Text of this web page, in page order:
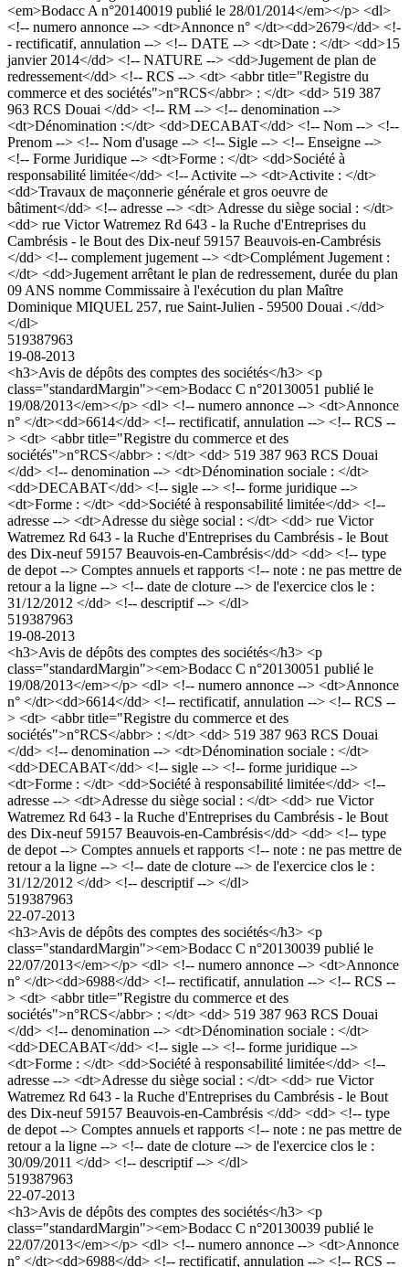
<em>Bodacc A n°20140019 publié le 28/01/2014</em></p> <dl>
<!-- numero annonce --> <dt>Annonce n° </dt><dd>2679</dd> <!-
- rectificatif, annulation --> <!-- DATE --> <dt>Date : </dt> <dd>15
janvier 2014</dd> <!-- NATURE --> <dd>Jugement de plan de
redressement</dd> <!-- RCS --> <dt> <abbr title="Registre du
commerce et des sociétés">n°RCS</abbr> : </dt> <dd> 519 387
963 RCS Douai </dd> <!-- RM --> <!-- denomination -->
<dt>Dénomination :</dt> <dd>DECABAT</dd> <!-- Nom --> <!--
Prenom --> <!-- Nom d'usage --> <!-- Sigle --> <!-- Enseigne -->
<!-- Forme Juridique --> <dt>Forme : </dt> <dd>Société à
responsabilité limitée</dd> <!-- Activite --> <dt>Activite : </dt>
<dd>Travaux de maçonnerie générale et gros oeuvre de
bâtiment</dd> <!-- adresse --> <dt> Adresse du siège social : </dt>
<dd> rue Victor Watremez Rd 643 - la Ruche d'Entreprises du
Cambrésis - le Bout des Dix-neuf 59157 Beauvois-en-Cambrésis
</dd> <!-- complement jugement --> <dt>Complément Jugement :
</dt> <dd>Jugement arrêtant le plan de redressement, durée du plan
09 ANS nomme Commissaire à l'exécution du plan Maître
Dominique MIQUEL 257, rue Saint-Julien - 59500 Douai .</dd>
</dl>
519387963
19-08-2013
<h3>Avis de dépôts des comptes des sociétés</h3> <p
class="standardMargin"><em>Bodacc C n°20130051 publié le
19/08/2013</em></p> <dl> <!-- numero annonce --> <dt>Annonce
n° </dt><dd>6614</dd> <!-- rectificatif, annulation --> <!-- RCS --
> <dt> <abbr title="Registre du commerce et des
sociétés">n°RCS</abbr> : </dt> <dd> 519 387 963 RCS Douai
</dd> <!-- denomination --> <dt>Dénomination sociale : </dt>
<dd>DECABAT</dd> <!-- sigle --> <!-- forme juridique -->
<dt>Forme : </dt> <dd>Société à responsabilité limitée</dd> <!--
adresse --> <dt>Adresse du siège social : </dt> <dd> rue Victor
Watremez Rd 643 - la Ruche d'Entreprises du Cambrésis - le Bout
des Dix-neuf 59157 Beauvois-en-Cambrésis</dd> <dd> <!-- type
de depot --> Comptes annuels et rapports <!-- note : ne pas mettre de
retour a la ligne --> <!-- date de cloture --> de l'exercice clos le :
31/12/2012 </dd> <!-- descriptif --> </dl>
519387963
19-08-2013
<h3>Avis de dépôts des comptes des sociétés</h3> <p
class="standardMargin"><em>Bodacc C n°20130051 publié le
19/08/2013</em></p> <dl> <!-- numero annonce --> <dt>Annonce
n° </dt><dd>6614</dd> <!-- rectificatif, annulation --> <!-- RCS --
> <dt> <abbr title="Registre du commerce et des
sociétés">n°RCS</abbr> : </dt> <dd> 519 387 963 RCS Douai
</dd> <!-- denomination --> <dt>Dénomination sociale : </dt>
<dd>DECABAT</dd> <!-- sigle --> <!-- forme juridique -->
<dt>Forme : </dt> <dd>Société à responsabilité limitée</dd> <!--
adresse --> <dt>Adresse du siège social : </dt> <dd> rue Victor
Watremez Rd 643 - la Ruche d'Entreprises du Cambrésis - le Bout
des Dix-neuf 59157 Beauvois-en-Cambrésis</dd> <dd> <!-- type
de depot --> Comptes annuels et rapports <!-- note : ne pas mettre de
retour a la ligne --> <!-- date de cloture --> de l'exercice clos le :
31/12/2012 </dd> <!-- descriptif --> </dl>
519387963
22-07-2013
<h3>Avis de dépôts des comptes des sociétés</h3> <p
class="standardMargin"><em>Bodacc C n°20130039 publié le
22/07/2013</em></p> <dl> <!-- numero annonce --> <dt>Annonce
n° </dt><dd>6988</dd> <!-- rectificatif, annulation --> <!-- RCS --
> <dt> <abbr title="Registre du commerce et des
sociétés">n°RCS</abbr> : </dt> <dd> 519 387 963 RCS Douai
</dd> <!-- denomination --> <dt>Dénomination sociale : </dt>
<dd>DECABAT</dd> <!-- sigle --> <!-- forme juridique -->
<dt>Forme : </dt> <dd>Société à responsabilité limitée</dd> <!--
adresse --> <dt>Adresse du siège social : </dt> <dd> rue Victor
Watremez Rd 643 - la Ruche d'Entreprises du Cambrésis - le Bout
des Dix-neuf 59157 Beauvois-en-Cambrésis </dd> <dd> <!-- type
de depot --> Comptes annuels et rapports <!-- note : ne pas mettre de
retour a la ligne --> <!-- date de cloture --> de l'exercice clos le :
30/09/2011 </dd> <!-- descriptif --> </dl>
519387963
22-07-2013
<h3>Avis de dépôts des comptes des sociétés</h3> <p
class="standardMargin"><em>Bodacc C n°20130039 publié le
22/07/2013</em></p> <dl> <!-- numero annonce --> <dt>Annonce
n° </dt><dd>6988</dd> <!-- rectificatif, annulation --> <!-- RCS --